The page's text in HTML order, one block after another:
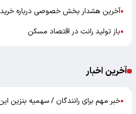
●آخرین هشدار بخش خصوصی درباره
●باز تولید رانت در اقتصاد مسکن
آخرین اخبار
●خبر مهم برای رانندگان / سهمیه بنزین